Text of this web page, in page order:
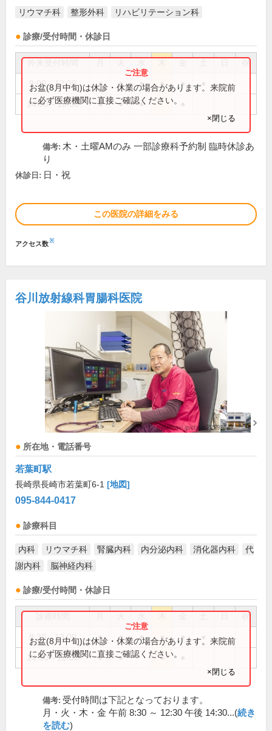
リウマチ科 整形外科 リハビリテーション科
診療/受付時間・休診日
祝
9:00～12:30 ● ● ● ● ●
14:00～18:00 ● ● ●
お盆(8月中旬)は休診・休業の場合があります。来院前
に必ず医療機関に直接ご確認ください。
×閉じる
備考: 木・土曜AMのみ 一部診療科予約制 臨時休診あ
り
休診日: 日・祝
この医院の詳細をみる
アクセス数※
谷川放射線科胃腸科医院
所在地・電話番号
若葉町駅
長崎県長崎市若葉町6-1 [地図]
095-844-0417
診療科目
内科 リウマチ科 腎臓内科 内分泌内科 消化器内科
代
謝内科
脳神経内科
診療/受付時間・休診日
祝
8:30～13:00 ● ● ● ● ●
14:30～18:00 ● ● ●
お盆(8月中旬)は休診・休業の場合があります。来院前
に必ず医療機関に直接ご確認ください。
×閉じる
備考: 受付時間は下記となっております。
月・火・木・金 午前 8:30 ～ 12:30 午後 14:30...(続き
を読む)